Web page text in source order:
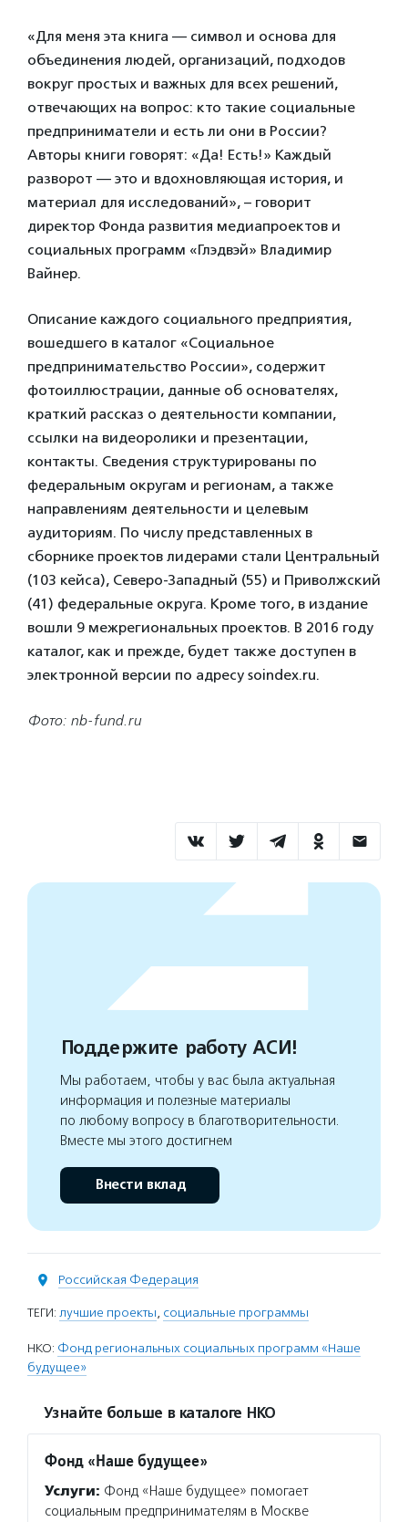
«Для меня эта книга — символ и основа для
объединения людей, организаций, подходов
вокруг простых и важных для всех решений,
отвечающих на вопрос: кто такие социальные
предприниматели и есть ли они в России?
Авторы книги говорят: «Да! Есть!» Каждый
разворот — это и вдохновляющая история, и
материал для исследований», – говорит
директор Фонда развития медиапроектов и
социальных программ «Глэдвэй» Владимир
Вайнер.
Описание каждого социального предприятия,
вошедшего в каталог «Социальное
предпринимательство России», содержит
фотоиллюстрации, данные об основателях,
краткий рассказ о деятельности компании,
ссылки на видеоролики и презентации,
контакты. Сведения структурированы по
федеральным округам и регионам, а также
направлениям деятельности и целевым
аудиториям. По числу представленных в
сборнике проектов лидерами стали Центральный
(103 кейса), Северо-Западный (55) и Приволжский
(41) федеральные округа. Кроме того, в издание
вошли 9 межрегиональных проектов. В 2016 году
каталог, как и прежде, будет также доступен в
электронной версии по адресу soindex.ru.
Фото: nb-fund.ru
Поддержите работу АСИ!
Мы работаем, чтобы у вас была актуальная
информация и полезные материалы
по любому вопросу в благотворительности.
Вместе мы этого достигнем
Внести вклад
Российская Федерация
ТЕГИ: лучшие проекты, социальные программы
НКО: Фонд региональных социальных программ «Наше
будущее»
Узнайте больше в каталоге НКО
Фонд «Наше будущее»
Услуги: Фонд «Наше будущее» помогает
социальным предпринимателям в Москве